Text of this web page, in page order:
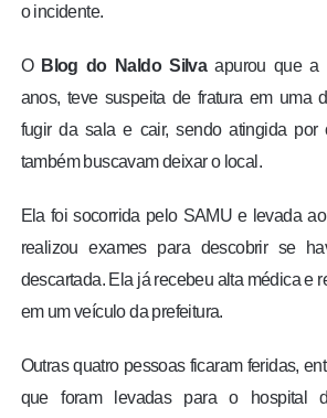
o incidente.
O Blog do Naldo Silvaapurou que a
anos, teve suspeita de fratura em uma
fugir da sala e cair, sendo atingida por
também buscavam deixar o local.
Ela foi socorrida pelo SAMU e levada
realizou exames para descobrir se
descartada. Ela já recebeu alta médica e
em um veículo da prefeitura.
Outras quatro pessoas ficaram feridas,
que foram levadas para o hospital